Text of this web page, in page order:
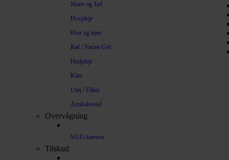
Mane og Tail
Hovpleje
Ører og øjne
Køl / Varme Gel
Hudpleje
Kløe
Utøj / Flåter
Antibakteriel
Overvågning
Wi-Fi kamera
Tilskud